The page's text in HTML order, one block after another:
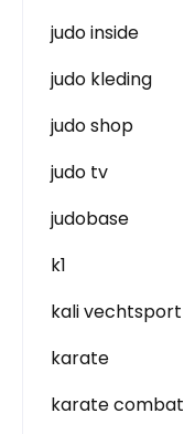
judo inside
judo kleding
judo shop
judo tv
judobase
k1
kali vechtsport
karate
karate combat